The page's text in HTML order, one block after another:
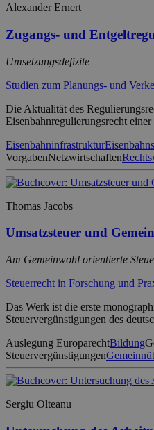
Alexander Ernert
Zugangs- und
Umsetzungsdefizite
Studien zum Planungs- und
Die Aktualität des
Eisenbahnregulierungsrecht
Eisenbahninfrastruktur
VorgabenNetzwirtschaften
Thomas Jacobs
Umsatzsteuer und
Am Gemeinwohl orientierte
Steuerrecht in Forschung und
Das Werk ist die erste
Steuervergünstigungen des
Auslegung EuroparechtBildung
Steuervergünstigungen
Sergiu Olteanu